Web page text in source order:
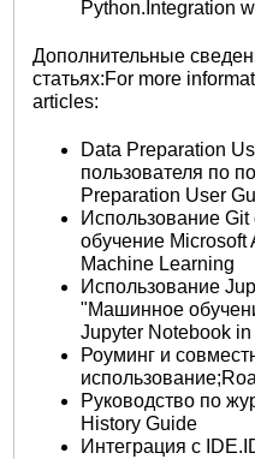
Python.Integration
Дополнительные
статьях:For more
articles:
Data Preparation
пользователя по
Preparation User
Использование
обучение Microsoft
Machine Learning
Использование
"Машинное
Jupyter Notebook
Роуминг и
Руководство по
History Guide
Интеграция с